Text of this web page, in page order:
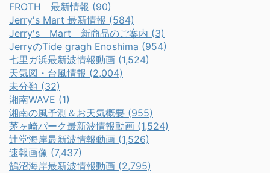
FROTH 最新情報 (90)
Jerry's Mart 最新情報 (584)
Jerry's Mart 新商品のご案内 (3)
JerryのTide gragh Enoshima (954)
七里ガ浜最新波情報動画 (1,524)
天気図・台風情報 (2,004)
未分類 (32)
湘南WAVE (1)
湘南の風予測＆お天気概要 (955)
茅ヶ崎パーク最新波情報動画 (1,524)
辻堂海岸最新波情報動画 (1,526)
速報画像 (7,437)
鵠沼海岸最新波情報動画 (2,795)